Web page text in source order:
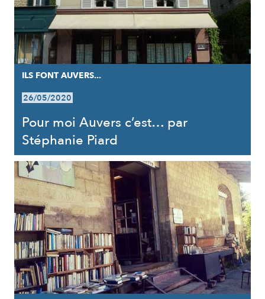
ILS FONT AUVERS...
26/05/2020
Pour moi Auvers c’est… par
Stéphanie Piard